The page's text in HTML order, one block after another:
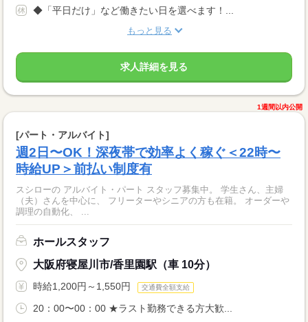
◆「平日だけ」など働きたい日を選べます！...
もっと見る
求人詳細を見る
1週間以内公開
[パート・アルバイト]
週2日〜OK！深夜帯で効率よく稼ぐ＜22時〜
時給UP＞前払い制度有
スシローの アルバイト・パート スタッフ募集中。 学生さん、主婦
（夫）さんを中心に、 フリーターやシニアの方も在籍。 オーダーや
調理の自動化、 ...
ホールスタッフ
大阪府寝屋川市/香里園駅（車 10分）
時給1,200円～1,550円 交通費全額支給
20：00〜00：00 ★ラスト勤務できる方大歓...